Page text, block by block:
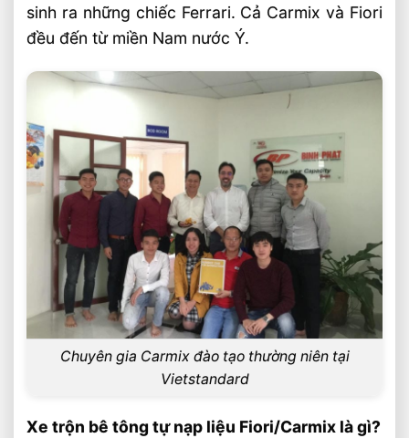
sinh ra những chiếc Ferrari. Cả Carmix và Fiori
đều đến từ miền Nam nước Ý.
Chuyên gia Carmix đào tạo thường niên tại
Vietstandard
Xe trộn bê tông tự nạp liệu Fiori/Carmix là gì?